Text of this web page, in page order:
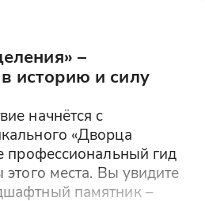
–
историю и силу
начнётся с
«Дворца
профессиональный гид
этого места. Вы увидите
памятник –